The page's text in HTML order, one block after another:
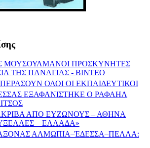
ΜΟΥΣΟΥΛΜΑΝΟΙ ΠΡΟΣΚΥΝΗΤΕΣ
ΤΗΣ ΠΑΝΑΓΙΑΣ - ΒΙΝΤΕΟ
ΟΛΟΙ ΟΙ ΕΚΠΑΙΔΕΥΤΙΚΟΙ
ΕΞΑΦΑΝΙΣΤΗΚΕ Ο ΡΑΦΑΗΛ
ΑΠΟ ΕΥΖΩΝΟΥΣ – ΑΘΗΝΑ
– ΕΛΛΑΔΑ»
ΑΞΟΝΑΣ ΑΛΜΩΠΙΑ–ΈΔΕΣΣΑ–ΠΕΛΛΑ: